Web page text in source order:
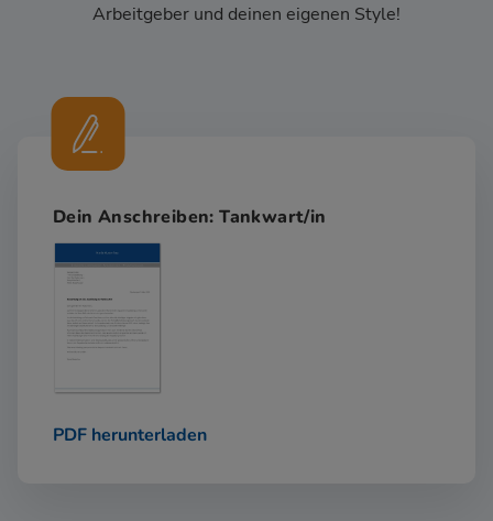
Arbeitgeber und deinen eigenen Style!
Dein Anschreiben: Tankwart/in
PDF herunterladen